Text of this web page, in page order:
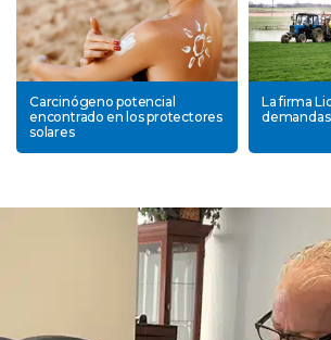
Carcinógeno potencial
encontrado en los protectores
solares
La firma